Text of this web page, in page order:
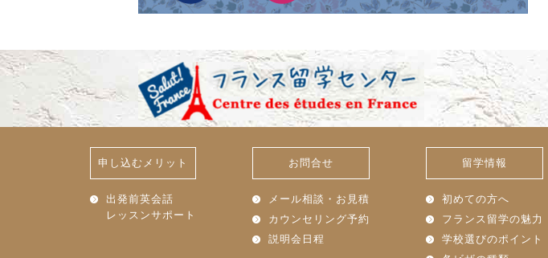
申し込むメリット
出発前英会話
レッスンサポート
お問合せ
メール相談・お見積
カウンセリング予約
説明会日程
留学情報
初めての方へ
フランス留学の魅力
学校選びのポイント